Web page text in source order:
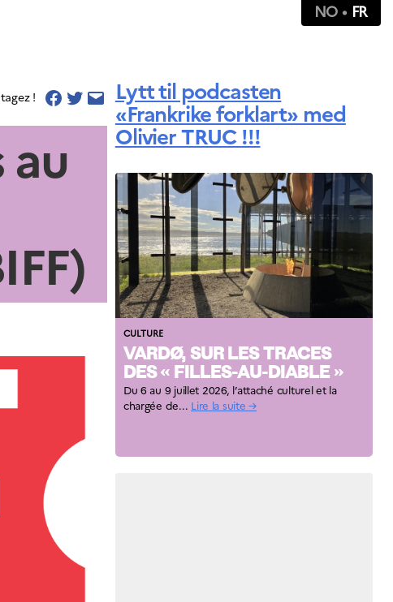
NO FR
! Lytt til podcasten
«Frankrike forklart» med
Olivier TRUC !!!
CULTURE
VARDØ, SUR LES TRACES
DES « FILLES-AU-DIABLE »
Du 6 au 9 juillet 2026, l’attaché culturel et la
chargée de... Lire la suite →